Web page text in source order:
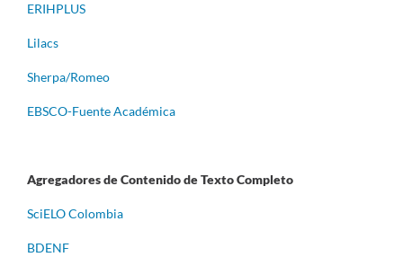
ERIHPLUS
Lilacs
Sherpa/Romeo
EBSCO-Fuente Académica
Agregadores de Contenido de Texto Completo
SciELO Colombia
BDENF